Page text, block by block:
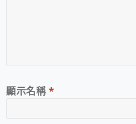
顯示名稱*